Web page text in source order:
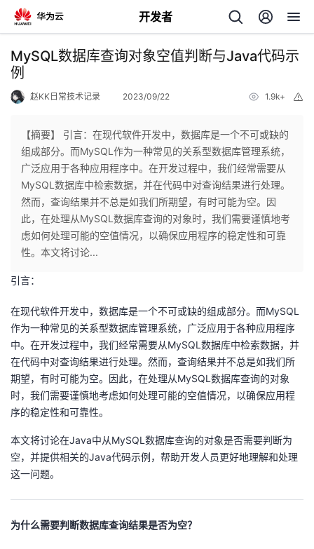
开发者
返
回
个
人
主
我
的
发
者
我
的
博
客
我
的
论
我
的
我
MySQL数据库查询对象空值判断与Java代码示
例
赵KK日常技术记录 2023/09/22 1.9k+
【摘要】 引言：在现代软件开发中，数据库是一个不可或缺的
组成部分。而MySQL作为一种常见的关系型数据库管理系统，
广泛应用于各种应用程序中。在开发过程中，我们经常需要从
MySQL数据库中检索数据，并在代码中对查询结果进行处理。
然而，查询结果并不总是如我们所期望，有时可能为空。因
此，在处理从MySQL数据库查询的对象时，我们需要谨慎地考
虑如何处理可能的空值情况，以确保应用程序的稳定性和可靠
性。本文将讨论...
引言：
在现代软件开发中，数据库是一个不可或缺的组成部分。而MySQL
作为一种常见的关系型数据库管理系统，广泛应用于各种应用程序
中。在开发过程中，我们经常需要从MySQL数据库中检索数据，并
在代码中对查询结果进行处理。然而，查询结果并不总是如我们所
期望，有时可能为空。因此，在处理从MySQL数据库查询的对象
时，我们需要谨慎地考虑如何处理可能的空值情况，以确保应用程
序的稳定性和可靠性。
本文将讨论在Java中从MySQL数据库查询的对象是否需要判断为
空，并提供相关的Java代码示例，帮助开发人员更好地理解和处理
这一问题。
为什么需要判断数据库查询结果是否为空？